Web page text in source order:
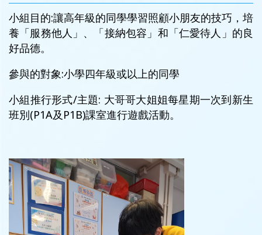
小組目的:讓高年級的同學學習照顧小朋友的技巧，培
養「服務他人」、「接納包容」和「仁愛待人」的良
好品德。
參與的對象:小學四年級或以上的同學
小組推行形式/主題: 大哥哥大姐姐每星期一次到新生
班別(P1A及P1B)課室進行遊戲活動。